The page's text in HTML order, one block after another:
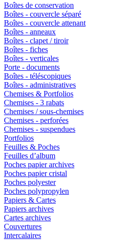
Boîtes de conservation
Boîtes - couvercle séparé
Boîtes - couvercle attenant
Boîtes - anneaux
Boîtes - clapet / tiroir
Boîtes - fiches
Boîtes - verticales
Porte - documents
Boîtes - téléscopiques
Boîtes - administratives
Chemises & Portfolios
Chemises - 3 rabats
Chemises / sous-chemises
Chemises - perforées
Chemises - suspendues
Portfolios
Feuilles & Poches
Feuilles d’album
Poches papier archives
Poches papier cristal
Poches polyester
Poches polypropylen
Papiers & Cartes
Papiers archives
Cartes archives
Couvertures
Intercalaires